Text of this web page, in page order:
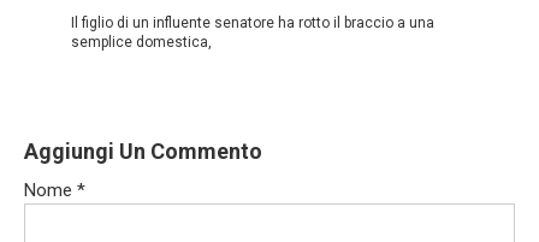
Il figlio di un influente senatore ha rotto il braccio a una
semplice domestica,
Aggiungi Un Commento
Nome *